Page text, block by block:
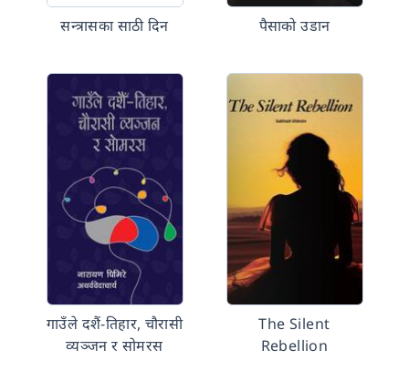
सन्त्रासका साठी दिन पैसाको उडान
गाउँले दशैं-तिहार, चौरासी
व्यञ्जन र सोमरस
The Silent
Rebellion